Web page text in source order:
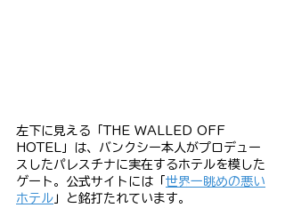
左下に見える「THE WALLED OFF
HOTEL」は、バンクシー本人がプロデュー
スしたパレスチナに実在するホテルを模した
ゲート。公式サイトには「 世界一眺めの悪い
ホテル 」と銘打たれています。